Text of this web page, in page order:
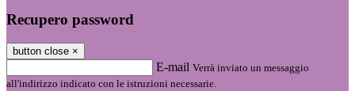
Recupero password
button close ×
E-mail Verrà inviato un messaggio
all'indirizzo indicato con le istruzioni necessarie.